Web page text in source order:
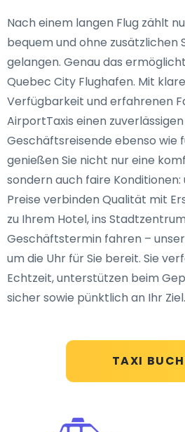
TAXI
Nach einem langen Flug zählt
bequem und ohne zusätzlichen
gelangen. Genau das
Quebec City Flughafen. Mit
Verfügbarkeit und erfahrenen
AirportTaxis einen
Geschäftsreisende ebenso wie
genießen Sie nicht nur eine
sondern auch faire
Preise verbinden Qualität mit
zu Ihrem Hotel, ins
Geschäftstermin fahren –
um die Uhr für Sie bereit. Sie
Echtzeit, unterstützen beim
sicher sowie pünktlich an Ihr Ziel.